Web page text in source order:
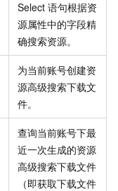
Select 语句根据资
源属性中的字段精
确搜索资源。
为当前账号创建资
源高级搜索下载文
件。
查询当前账号下最
近一次生成的资源
高级搜索下载文件
（即获取下载文件